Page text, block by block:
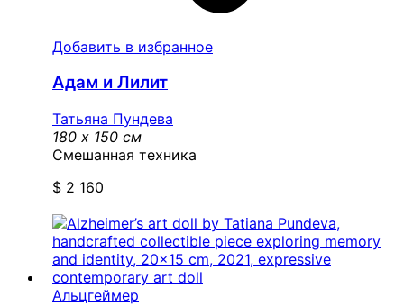
Добавить в избранное
Адам и Лилит
Татьяна Пундева
180 x 150 см
Смешанная техника
$ 2 160
Альцгеймер